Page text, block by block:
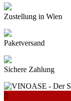
Zustellung in Wien
Paketversand
Sichere Zahlung
